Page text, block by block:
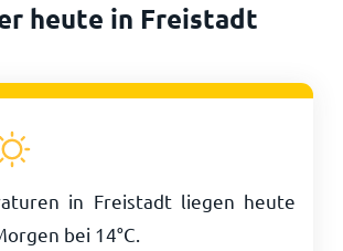
heute in Freistadt
in Freistadt liegen heute
bei 14°C